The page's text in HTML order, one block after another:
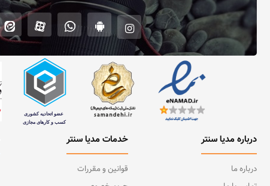
درباره مدیا سنتر
درباره ما
خدمات مدیا سنتر
قوانین و مقررات